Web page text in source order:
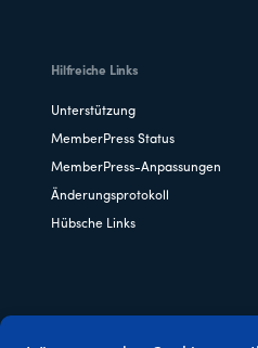
Hilfreiche Links
Unterstützung
MemberPress Status
MemberPress-Anpassungen
Änderungsprotokoll
Hübsche Links